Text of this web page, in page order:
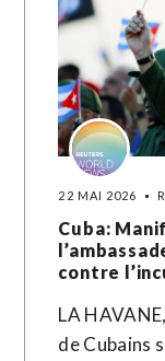
22 MAI 2026
Cuba:
contre
LA
de Cubains